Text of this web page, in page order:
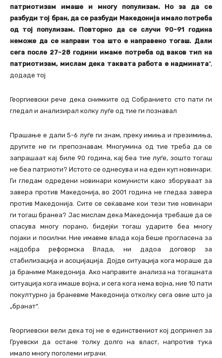
патриотизам имаше и многу популизам. Но за да се
разбуди тој бран, да се разбуди Македонија имало потреба
од тој популизам. Повторно да се случи 90-91 година
неможе да се направи тоа што е направено тогаш. Дали
сега после 27-28 години имаме потреба од ваков тип на
патриотизам, мислам дека таквата работа е надмината“,
додаде тој
Георгиевски рече дека снимките од Собранието сто пати ги
гледал и анализирал колку луѓе од тие ги познавал
Прашање е дали 5-6 луѓе ги знам, преку имиња и презимиња,
другите не ги препознавам. Многумина од тие треба да се
запрашаат кај биле 90 година, кај беа тие луѓе, зошто тогаш
не беа патриоти? Истото се однесува и на еден куп новинари.
Ги гледам одредени новинари комунисти како зборуваат за
завера против Македонија, во 2001 година не гледаа завера
против Македонија. Сите се сеќаваме кои тези тие новинари
ги тогаш бранеа? Јас мислам дека Македонија требаше да се
спасува многу порано, бидејќи тогаш ударите беа многу
појаки и посилни. Ние имавме влада која беше прогласена за
најдобра реформска Влада, ни дадоа договор за
стабилизација и асоцијација. Дојде ситуација кога мораше да
ја браниме Македонија. Ако направите анализа на тогашната
ситуација кога имаше војна, и сега кога нема војна, ние 10 пати
покултурно ја браневме Македонија отколку сега овие што ја
„бранат“.
Георгиевски вели дека тој не е единствениот кој допринел за
Груевски да остане толку долго на власт, напротив тука
имало многу поголеми играчи.